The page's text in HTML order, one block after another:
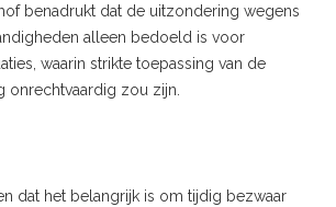
benadrukt dat de uitzondering wegens
alleen bedoeld is voor
waarin strikte toepassing van de
onrechtvaardig zou zijn.
dat het belangrijk is om tijdig bezwaar